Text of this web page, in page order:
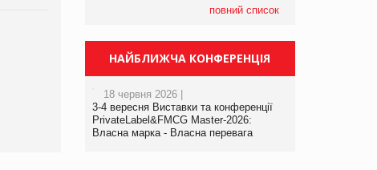
Брагина Людмила
Просування компанії на
www.trademaster.ua.
правила. Особливості.
повний список
НАЙБЛИЖЧА КОНФЕРЕНЦІЯ
18 червня 2026 |
3-4 вересня Виставки та конференції
PrivateLabel&FMCG Master-2026:
Власна марка - Власна перевага